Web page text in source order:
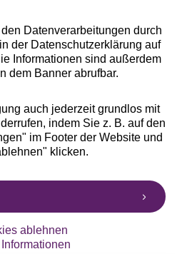
Datenverarbeitungen durch
der Datenschutzerklärung auf
Informationen sind außerdem
dem Banner abrufbar.
auch jederzeit grundlos mit
indem Sie z. B. auf den
im Footer der Website und
klicken.
ablehnen
Informationen